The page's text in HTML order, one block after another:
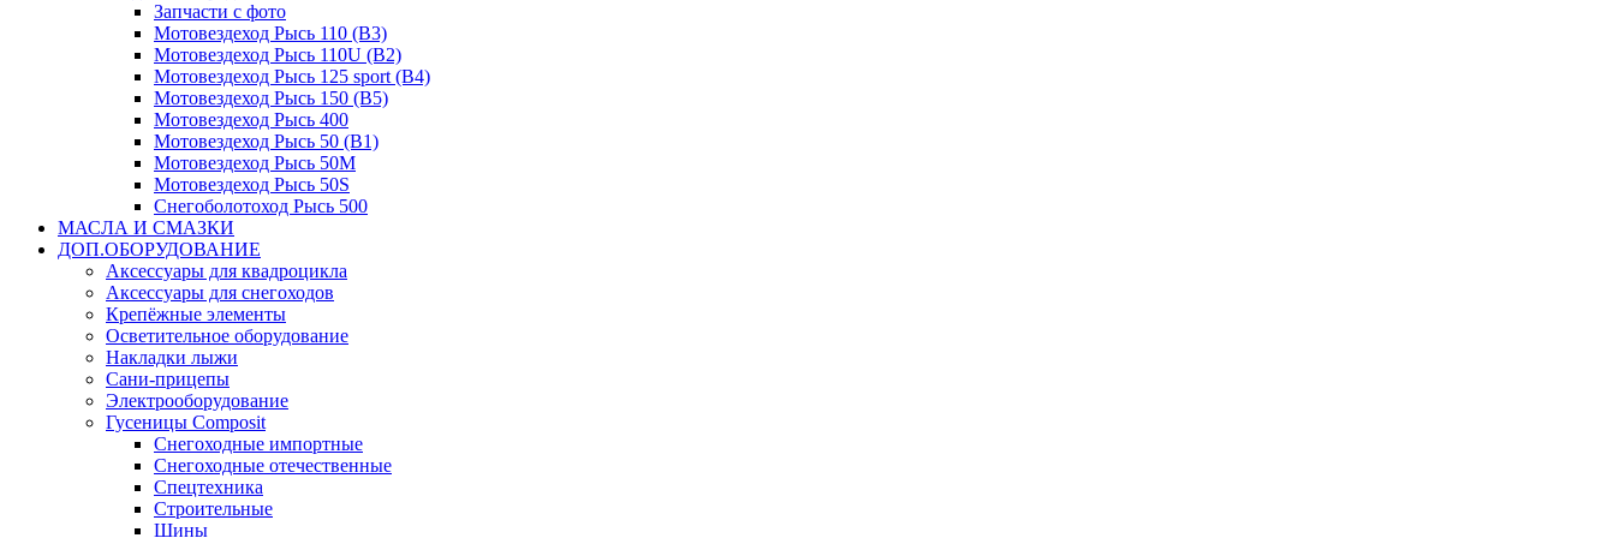
Запчасти с фото
Мотовездеход Рысь 110 (B3)
Мотовездеход Рысь 110U (B2)
Мотовездеход Рысь 125 sport (B4)
Мотовездеход Рысь 150 (B5)
Мотовездеход Рысь 400
Мотовездеход Рысь 50 (B1)
Мотовездеход Рысь 50M
Мотовездеход Рысь 50S
Снегоболотоход Рысь 500
МАСЛА И СМАЗКИ
ДОП.ОБОРУДОВАНИЕ
Аксессуары для квадроцикла
Аксессуары для снегоходов
Крепёжные элементы
Осветительное оборудование
Накладки лыжи
Сани-прицепы
Электрооборудование
Гусеницы Composit
Снегоходные импортные
Снегоходные отечественные
Спецтехника
Строительные
Шины